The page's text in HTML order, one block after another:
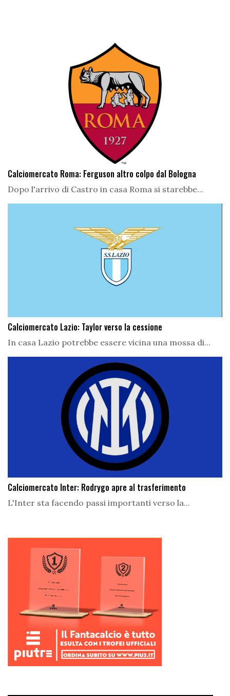
Calciomercato Roma: Ferguson altro colpo dal Bologna
Dopo l'arrivo di Castro in casa Roma si starebbe...
Calciomercato Lazio: Taylor verso la cessione
In casa Lazio potrebbe essere vicina una mossa di...
Calciomercato Inter: Rodrygo apre al trasferimento
L'Inter sta facendo passi importanti verso la...